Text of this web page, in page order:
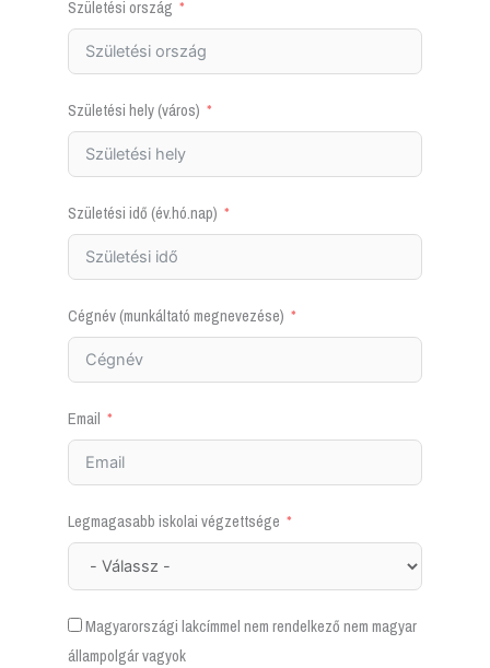
Születési ország
Születési hely (város)
Születési idő (év.hó.nap)
Cégnév (munkáltató megnevezése)
Email
Legmagasabb iskolai végzettsége
Magyarországi lakcímmel nem rendelkező nem magyar
állampolgár vagyok